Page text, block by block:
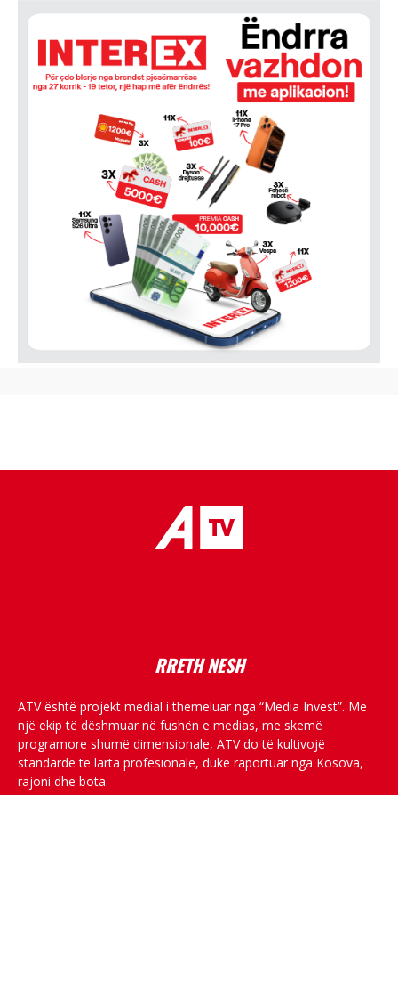
RRETH NESH
ATV është projekt medial i themeluar nga “Media Invest”. Me
një ekip të dëshmuar në fushën e medias, me skemë
programore shumë dimensionale, ATV do të kultivojë
standarde të larta profesionale, duke raportuar nga Kosova,
rajoni dhe bota.